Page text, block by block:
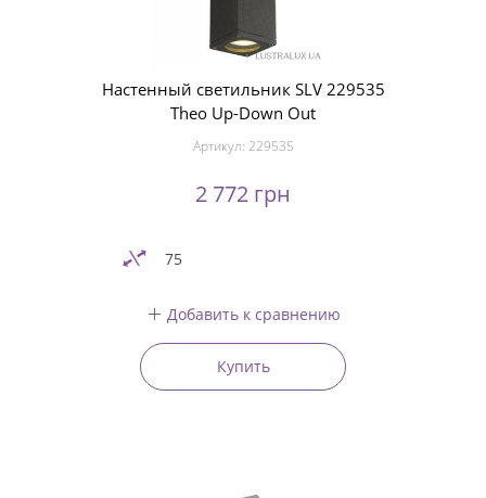
Настенный светильник SLV 229535
Theo Up-Down Out
Артикул: 229535
2 772 грн
75
Добавить к сравнению
Купить